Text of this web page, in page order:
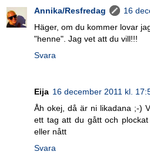
Annika/Resfredag
16
Häger, om du kommer lovar
"henne". Jag vet att du vill!!!
Svara
Eija 16 december 2011 kl.
Åh okej, då är ni likadana ;-)
ett tag att du gått och
eller nått
Svara